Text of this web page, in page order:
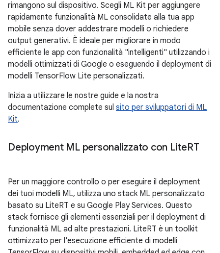
rimangono sul dispositivo. Scegli ML Kit per aggiungere
rapidamente funzionalità ML consolidate alla tua app
mobile senza dover addestrare modelli o richiedere
output generativi. È ideale per migliorare in modo
efficiente le app con funzionalità "intelligenti" utilizzando i
modelli ottimizzati di Google o eseguendo il deployment di
modelli TensorFlow Lite personalizzati.
Inizia a utilizzare le nostre guide e la nostra
documentazione complete sul sito per sviluppatori di ML
Kit.
Deployment ML personalizzato con LiteRT
Per un maggiore controllo o per eseguire il deployment
dei tuoi modelli ML, utilizza uno stack ML personalizzato
basato su LiteRT e su Google Play Services. Questo
stack fornisce gli elementi essenziali per il deployment di
funzionalità ML ad alte prestazioni. LiteRT è un toolkit
ottimizzato per l'esecuzione efficiente di modelli